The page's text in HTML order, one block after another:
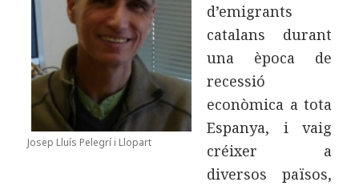
Josep Lluís Pelegrí i Llopart
d’emigrants
catalans durant
una època de
recessió
econòmica a tota
Espanya, i vaig
créixer a
diversos països,